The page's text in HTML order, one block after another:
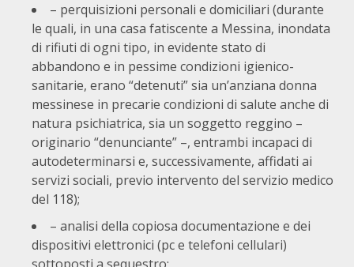
– perquisizioni personali e domiciliari (durante
le quali, in una casa fatiscente a Messina, inondata
di rifiuti di ogni tipo, in evidente stato di
abbandono e in pessime condizioni igienico-
sanitarie, erano “detenuti” sia un’anziana donna
messinese in precarie condizioni di salute anche di
natura psichiatrica, sia un soggetto reggino –
originario “denunciante” –, entrambi incapaci di
autodeterminarsi e, successivamente, affidati ai
servizi sociali, previo intervento del servizio medico
del 118);
– analisi della copiosa documentazione e dei
dispositivi elettronici (pc e telefoni cellulari)